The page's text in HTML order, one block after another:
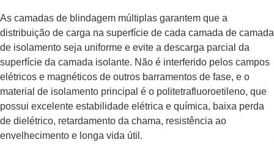
As camadas de blindagem múltiplas garantem que a
distribuição de carga na superfície de cada camada de camada
de isolamento seja uniforme e evite a descarga parcial da
superfície da camada isolante. Não é interferido pelos campos
elétricos e magnéticos de outros barramentos de fase, e o
material de isolamento principal é o politetrafluoroetileno, que
possui excelente estabilidade elétrica e química, baixa perda
de dielétrico, retardamento da chama, resistência ao
envelhecimento e longa vida útil.